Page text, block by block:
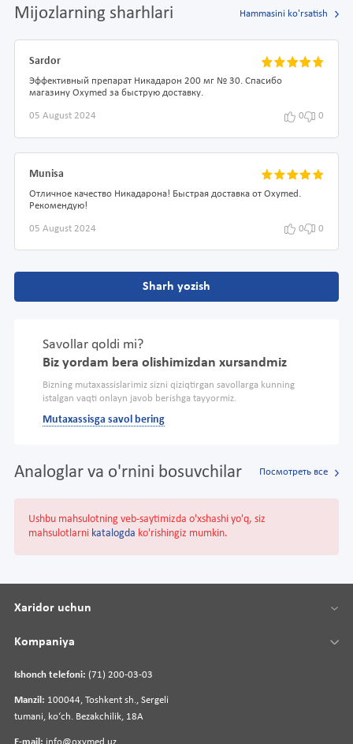
Mijozlarning sharhlari Hammasini ko'rsatish
Sardor
Эффективный препарат Никадарон 200 мг № 30. Спасибо
магазину Oxymed за быструю доставку.
05 August 2024 0 0
Munisa
Отличное качество Никадарона! Быстрая доставка от Oxymed.
Рекомендую!
05 August 2024 0 0
Sharh yozish
Savollar qoldi mi?
Biz yordam bera olishimizdan xursandmiz
Bizning mutaxassislarimiz sizni qiziqtirgan savollarga kunning
istalgan vaqti onlayn javob berishga tayyormiz.
Mutaxassisga savol bering
Analoglar va o'rnini bosuvchilar Посмотреть все
Ushbu mahsulotning veb-saytimizda o'xshashi yo'q, siz
mahsulotlarni katalogda ko'rishingiz mumkin.
Ishonch telefoni: (71) 200-03-03
Manzil: 100044, Toshkent sh., Sergeli
tumani, koʻch. Bezakchilik, 18A
Xaridor uchun
Kompaniya